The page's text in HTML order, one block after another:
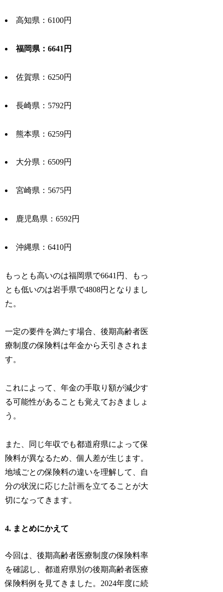
高知県：6100円
福岡県：6641円
佐賀県：6250円
長崎県：5792円
熊本県：6259円
大分県：6509円
宮崎県：5675円
鹿児島県：6592円
沖縄県：6410円
もっとも高いのは福岡県で6641円、もっ
とも低いのは岩手県で4808円となりまし
た。
一定の要件を満たす場合、後期高齢者医
療制度の保険料は年金から天引きされま
す。
これによって、年金の手取り額が減少す
る可能性があることも覚えておきましょ
う。
また、同じ年収でも都道府県によって保
険料が異なるため、個人差が生じます。
地域ごとの保険料の違いを理解して、自
分の状況に応じた計画を立てることが大
切になってきます。
4. まとめにかえて
今回は、後期高齢者医療制度の保険料率
を確認し、都道府県別の後期高齢者医療
保険料例を見てきました。2024年度に続